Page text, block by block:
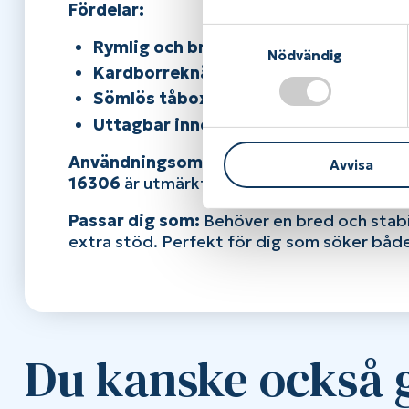
m
t
y
k
e
s
v
a
Nödvändig
Avvisa
Fördelar:
Rymlig och bred passform:
Idealisk
Kardborreknäppning:
Enkel att
Sömlös tåbox:
Minskar tryckpunkter
Uttagbar innersula:Möjliggör
Användningsområde:
Perfekt för
16306 är utmärkt för dig som vill ha en
Passar dig som: Behöver en bred och
extra stöd. Perfekt för dig som söker
Du kanske